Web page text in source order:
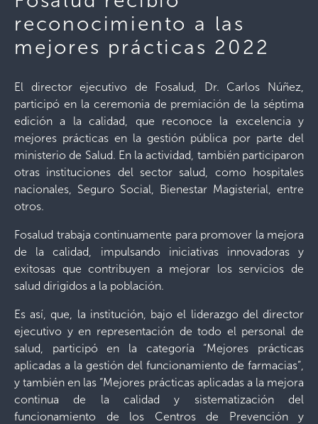
reconocimiento a las
mejores prácticas 2022
El director ejecutivo de Fosalud, Dr. Carlos Núñez,
participó en la ceremonia de premiación de la séptima
edición a la calidad, que reconoce la excelencia y
mejores prácticas en la gestión pública por parte del
ministerio de Salud. En la actividad, también participaron
otras instituciones del sector salud, como hospitales
nacionales, Seguro Social, Bienestar Magisterial, entre
otros.
Fosalud trabaja continuamente para promover la mejora
de la calidad, impulsando iniciativas innovadoras y
exitosas que contribuyen a mejorar los servicios de
salud dirigidos a la población.
Es así, que, la institución, bajo el liderazgo del director
ejecutivo y en representación de todo el personal de
salud, participó en la categoría “Mejores prácticas
aplicadas a la gestión del funcionamiento de farmacias”,
y también en las “Mejores prácticas aplicadas a la mejora
continua de la calidad y sistematización del
funcionamiento de los Centros de Prevención y